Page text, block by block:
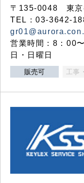
〒135-0048 東京
TEL：03-3642-
営業時間：8：00
日・日曜日
販売可 工事